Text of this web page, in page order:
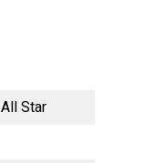
Star